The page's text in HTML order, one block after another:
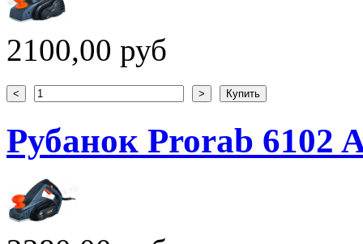
2100,00 руб
Рубанок Prorab 6102